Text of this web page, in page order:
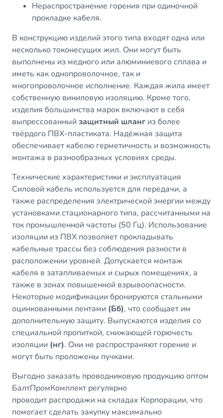
Нераспространение горения при одиночной
прокладке кабеля.
В конструкцию изделий этого типа входят одна или
несколько токонесущих жил. Они могут быть
выполнены из медного или алюминиевого сплава и
иметь как однопроволочное, так и
многопроволочное исполнение. Каждая жила имеет
собственную виниловую изоляцию. Кроме того,
изделия большинства марок включают в себя
выпрессованный защитный шланг из более
твёрдого ПВХ-пластиката. Надёжная защита
обеспечивает кабелю герметичность и возможность
монтажа в разнообразных условиях среды.
Технические характеристики и эксплуатация
Силовой кабель используется для передачи, а
также распределения электрической энергии между
установками стационарного типа, рассчитанными на
ток промышленной частоты (50 Гц). Использование
изоляции из ПВХ позволяет прокладывать
кабельные трассы без соблюдения разности в
расположении уровней. Допускается монтаж
кабеля в затапливаемых и сырых помещениях, а
также в зонах повышенной взрывоопасности.
Некоторые модификации бронируются стальными
оцинкованными лентами (Бб), что сообщает им
дополнительную защиту. Выпускаются изделия со
специальной пропиткой, снижающей горючесть
изоляции (нг). Они не распространяют горение и
могут быть проложены пучками.
Выгодно заказать проводниковую продукцию оптом
БалтПромКомплект регулярно
проводит распродажи на складах Корпорации, что
помогает сделать закупку максимально